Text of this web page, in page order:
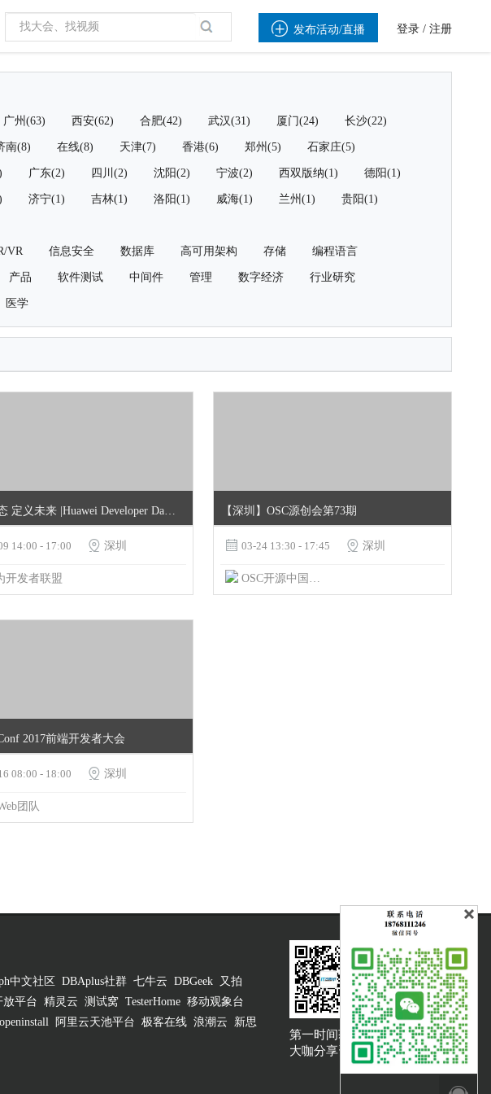
 发布活动/直播 登录 / 注册
广州(63) 西安(62) 合肥(42) 武汉(31) 厦门(24) 长沙(22)
南(8) 在线(8) 天津(7) 香港(6) 郑州(5) 石家庄(5)
广东(2) 四川(2) 沈阳(2) 宁波(2) 西双版纳(1) 德阳(1)
济宁(1) 吉林(1) 洛阳(1) 威海(1) 兰州(1) 贵阳(1)
VR 信息安全 数据库 高可用架构 存储 编程语言
产品 软件测试 中间件 管理 数字经济 行业研究
医学
开放生态 定义未来 |Huawei Developer Day · 深圳站
14:00 - 17:00  深圳
开发者联盟
【深圳】OSC源创会第73期
 03-24 13:30 - 17:45  深圳
2017前端开发者大会
08:00 - 18:00  深圳
团队
中文社区 DBAplus社群 七牛云 DBGeek
又拍
平台 精灵云 测试窝 TesterHome 移动观象台
openinstall 阿里云天池平台 极客在线 浪潮云
新思
第一时间获取
大咖分享资讯
大咖说吐槽客服